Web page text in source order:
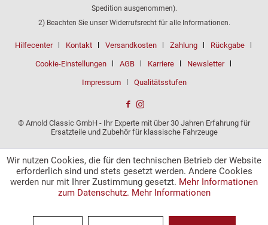
Spedition ausgenommen).
2) Beachten Sie unser Widerrufsrecht für alle Informationen.
Hilfecenter Kontakt Versandkosten Zahlung Rückgabe
Cookie-Einstellungen AGB Karriere Newsletter
Impressum Qualitätsstufen
© Arnold Classic GmbH - Ihr Experte mit über 30 Jahren Erfahrung für
Ersatzteile und Zubehör für klassische Fahrzeuge
Wir nutzen Cookies, die für den technischen Betrieb der Website
erforderlich sind und stets gesetzt werden. Andere Cookies
werden nur mit Ihrer Zustimmung gesetzt. Mehr Informationen
zum Datenschutz. Mehr Informationen